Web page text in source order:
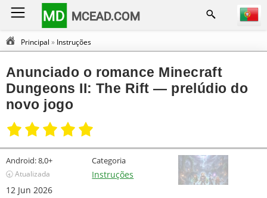
MD MCEAD.COM
Principal » Instruções
Anunciado o romance Minecraft
Dungeons II: The Rift — prelúdio do
novo jogo
Android:8,0+
🕣 Atualizada
12 Jun 2026
Categoria
Instruções